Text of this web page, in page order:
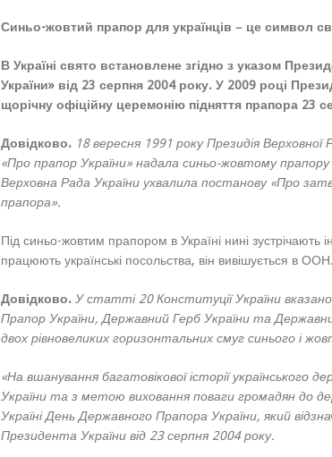
Синьо-жовтий прапор для українців − це символ
В Україні свято встановлене згідно з указом
України» від 23 серпня 2004 року. У 2009 році
щорічну офіційну церемонію підняття прапора 23
Довідково. 18 вересня 1991 року Президія
«Про прапор України» надала синьо-жовтому прапору
Верховна Рада України ухвалила постанову «Про
прапора».
Під синьо-жовтим прапором в Україні нині зустрічають
працюють українські посольства, він вивішується в ООН.
Довідково. У статті 20 Конституції України
Прапор України, Державний Герб України та
двох рівновеликих горизонтальних смуг синього і
«На вшанування багатовікової історії українського
України та з метою виховання поваги громадян до
Україні День Державного Прапора України, який
Президента України від 23 серпня 2004 року.